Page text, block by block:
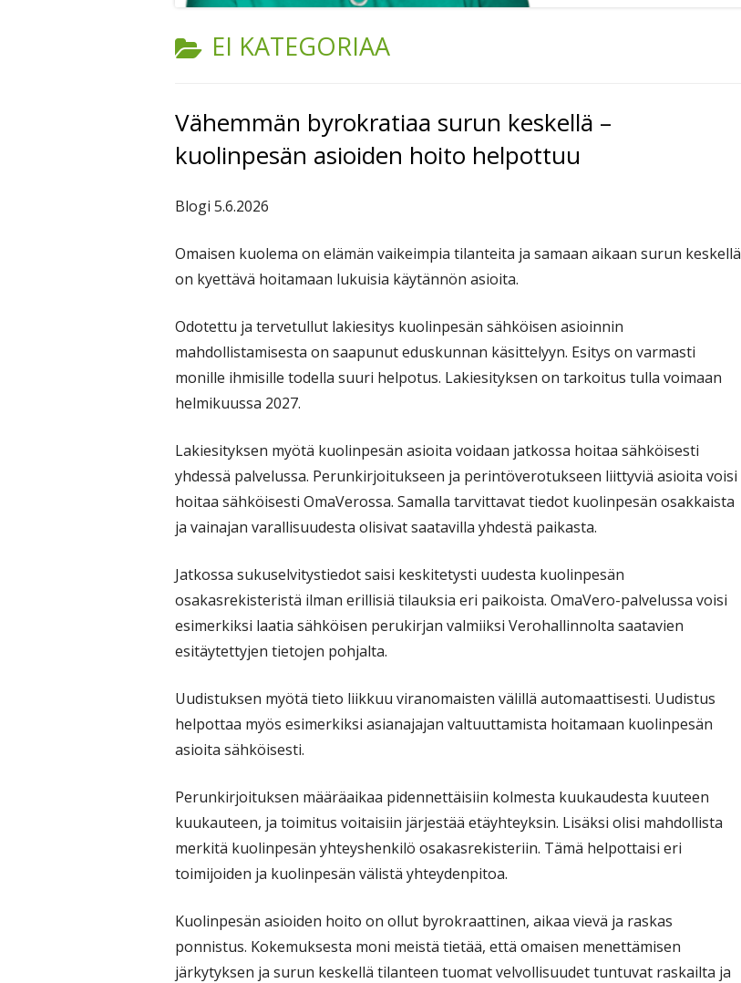
KATEGORIA:
EI KATEGORIAA
Vähemmän byrokratiaa surun keskellä –
kuolinpesän asioiden hoito helpottuu
Blogi 5.6.2026
Omaisen kuolema on elämän vaikeimpia tilanteita ja samaan aikaan surun keskellä
on kyettävä hoitamaan lukuisia käytännön asioita.
Odotettu ja tervetullut lakiesitys kuolinpesän sähköisen asioinnin
mahdollistamisesta on saapunut eduskunnan käsittelyyn. Esitys on varmasti
monille ihmisille todella suuri helpotus. Lakiesityksen on tarkoitus tulla voimaan
helmikuussa 2027.
Lakiesityksen myötä kuolinpesän asioita voidaan jatkossa hoitaa sähköisesti
yhdessä palvelussa. Perunkirjoitukseen ja perintöverotukseen liittyviä asioita voisi
hoitaa sähköisesti OmaVerossa. Samalla tarvittavat tiedot kuolinpesän osakkaista
ja vainajan varallisuudesta olisivat saatavilla yhdestä paikasta.
Jatkossa sukuselvitystiedot saisi keskitetysti uudesta kuolinpesän
osakasrekisteristä ilman erillisiä tilauksia eri paikoista. OmaVero-palvelussa voisi
esimerkiksi laatia sähköisen perukirjan valmiiksi Verohallinnolta saatavien
esitäytettyjen tietojen pohjalta.
Uudistuksen myötä tieto liikkuu viranomaisten välillä automaattisesti. Uudistus
helpottaa myös esimerkiksi asianajajan valtuuttamista hoitamaan kuolinpesän
asioita sähköisesti.
Perunkirjoituksen määräaikaa pidennettäisiin kolmesta kuukaudesta kuuteen
kuukauteen, ja toimitus voitaisiin järjestää etäyhteyksin. Lisäksi olisi mahdollista
merkitä kuolinpesän yhteyshenkilö osakasrekisteriin. Tämä helpottaisi eri
toimijoiden ja kuolinpesän välistä yhteydenpitoa.
Kuolinpesän asioiden hoito on ollut byrokraattinen, aikaa vievä ja raskas
ponnistus. Kokemuksesta moni meistä tietää, että omaisen menettämisen
järkytyksen ja surun keskellä tilanteen tuomat velvollisuudet tuntuvat raskailta ja